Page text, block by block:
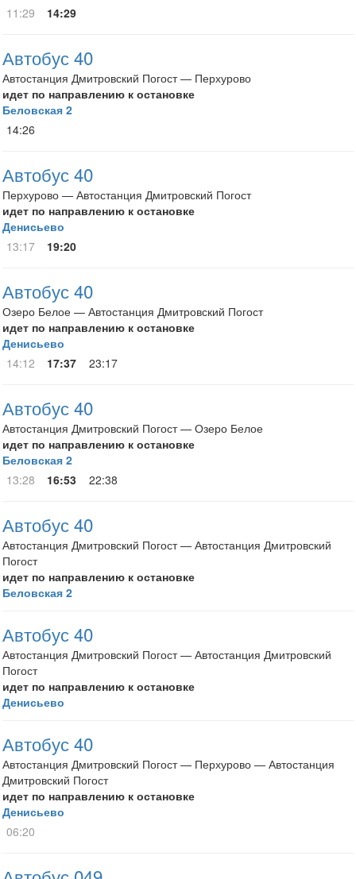
11:29
14:29
Автобус 40
Автостанция Дмитровский Погост — Перхурово
идет по направлению к остановке
Беловская 2
14:26
Автобус 40
Перхурово — Автостанция Дмитровский Погост
идет по направлению к остановке
Денисьево
13:17
19:20
Автобус 40
Озеро Белое — Автостанция Дмитровский Погост
идет по направлению к остановке
Денисьево
14:12
17:37 23:17
Автобус 40
Автостанция Дмитровский Погост — Озеро Белое
идет по направлению к остановке
Беловская 2
13:28
16:53 22:38
Автобус 40
Автостанция Дмитровский Погост — Автостанция Дмитровский
Погост
идет по направлению к остановке
Беловская 2
Автобус 40
Автостанция Дмитровский Погост — Автостанция Дмитровский
Погост
идет по направлению к остановке
Денисьево
Автобус 40
Автостанция Дмитровский Погост — Перхурово — Автостанция
Дмитровский Погост
идет по направлению к остановке
Денисьево
06:20